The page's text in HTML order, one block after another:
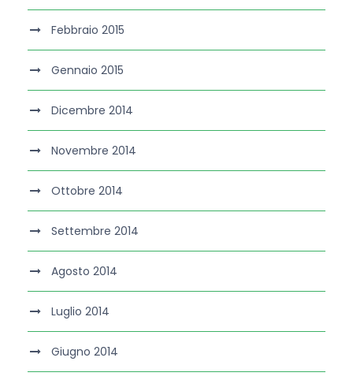
Febbraio 2015
Gennaio 2015
Dicembre 2014
Novembre 2014
Ottobre 2014
Settembre 2014
Agosto 2014
Luglio 2014
Giugno 2014